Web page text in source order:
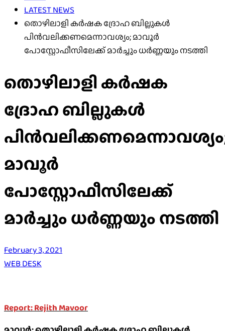
LATEST NEWS
തൊഴിലാളി കർഷക ദ്രോഹ ബില്ലുകൾ
പിൻവലിക്കണമെന്നാവശ്യം; മാവൂർ
പോസ്റ്റോഫീസിലേക്ക് മാർച്ചും ധർണ്ണയും നടത്തി
തൊഴിലാളി കർഷക
ദ്രോഹ ബില്ലുകൾ
മാവൂർ
പോസ്റ്റോഫീസിലേക്ക്
മാർച്ചും ധർണ്ണയും നടത്തി
February 3, 2021
WEB DESK
Report: Rejith Mavoor